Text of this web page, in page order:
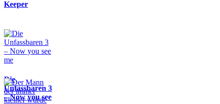
Keeper
Die
Unfassbaren 3
– Now you see